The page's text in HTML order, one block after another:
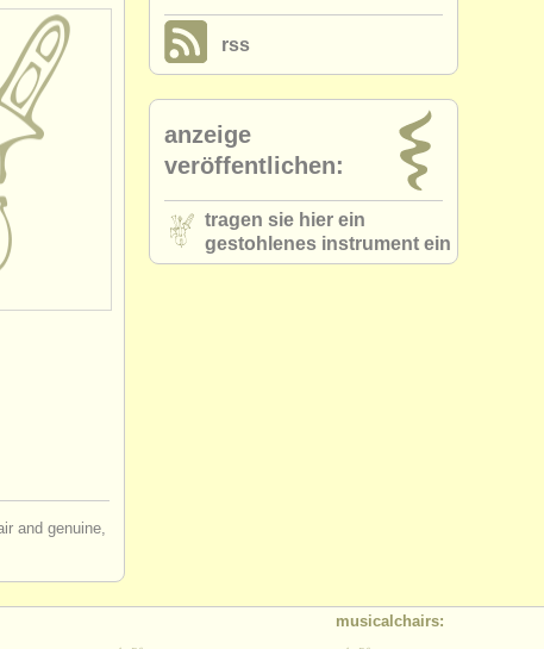
and genuine,
rss
anzeige
veröffentlichen:
tragen sie hier ein
gestohlenes instrument ein
musicalchairs: